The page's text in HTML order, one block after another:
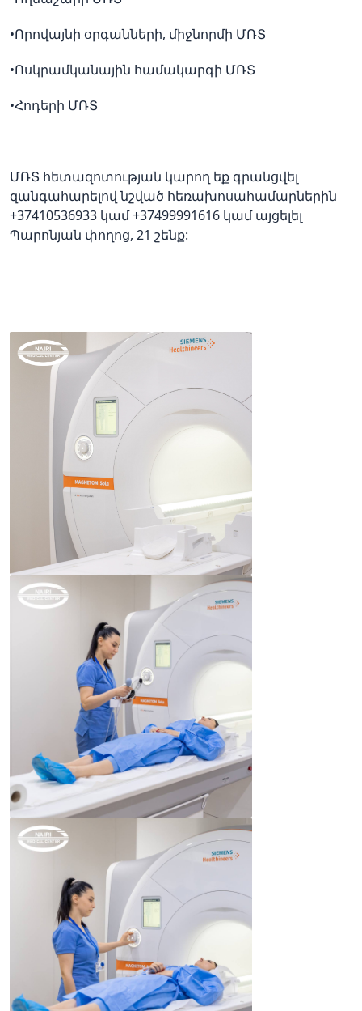
•Որովայնի օրգանների, միջնորմի ՄՌՏ
•Ոսկրամկանային համակարգի ՄՌՏ
•Հոդերի ՄՌՏ
ՄՌՏ հետազոտության կարող եք գրանցվել
զանգահարելով նշված հեռախոսահամարներին
+37410536933 կամ +37499991616 կամ այցելել
Պարոնյան փողոց, 21 շենք: